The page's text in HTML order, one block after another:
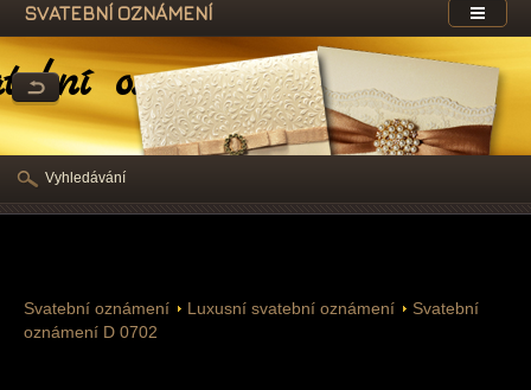
oznámení
SVATEBNÍ OZNÁMENÍ
Svatební oznámení Luxusní svatební oznámení
Svatební
oznámení D 0702
Vyhledávání